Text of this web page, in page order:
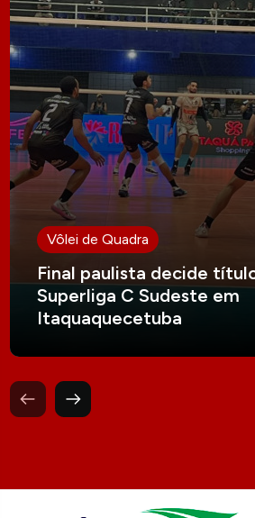
Vôlei de Quadra
Final paulista decide
Superliga C Sudeste em
Itaquaquecetuba